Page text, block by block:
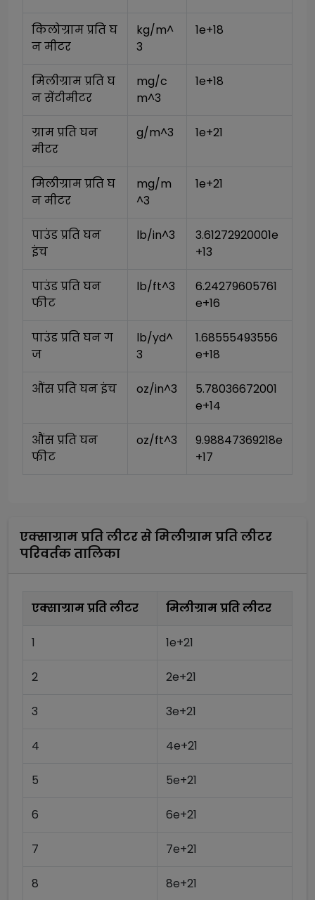
किलोग्राम प्रति घ
न मीटर
kg/m^
3
1e+18
मिलीग्राम प्रति घ
न सेंटीमीटर
mg/c
m^3
1e+18
ग्राम प्रति घन
मीटर
g/m^3 1e+21
मिलीग्राम प्रति घ
न मीटर
mg/m
^3
1e+21
पाउंड प्रति घन
इंच
lb/in^3
3.61272920001e
+13
पाउंड प्रति घन
फीट
lb/ft^3
6.24279605761
e+16
पाउंड प्रति घन ग
ज
lb/yd^
3
1.68555493556
e+18
औंस प्रति घन इंच oz/in^3
5.78036672001
e+14
औंस प्रति घन
फीट
oz/ft^3
9.98847369218e
+17
एक्साग्राम प्रति लीटरसेमिलीग्राम प्रति लीटर
परिवर्तक तालिका
एक्साग्राम प्रति लीटर मिलीग्राम प्रति लीटर
1 1e+21
2 2e+21
3 3e+21
4 4e+21
5 5e+21
6 6e+21
7 7e+21
8 8e+21